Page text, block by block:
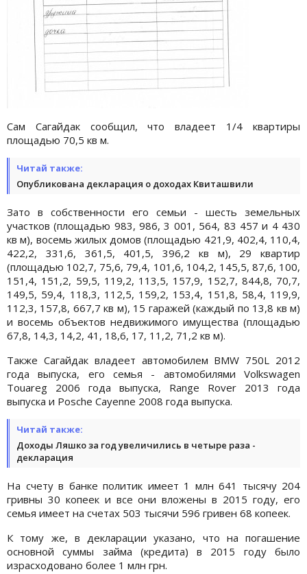
Сам Сагайдак сообщил, что владеет 1/4 квартиры
площадью 70,5 кв м.
Читай также:
Опубликована декларация о доходах Квиташвили
Зато в собственности его семьи - шесть земельных
участков (площадью 983, 986, 3 001, 564, 83 457 и 4 430
кв м), восемь жилых домов (площадью 421,9, 402,4, 110,4,
422,2, 331,6, 361,5, 401,5, 396,2 кв м), 29 квартир
(площадью 102,7, 75,6, 79,4, 101,6, 104,2, 145,5, 87,6, 100,
151,4, 151,2, 59,5, 119,2, 113,5, 157,9, 152,7, 844,8, 70,7,
149,5, 59,4, 118,3, 112,5, 159,2, 153,4, 151,8, 58,4, 119,9,
112,3, 157,8, 667,7 кв м), 15 гаражей (каждый по 13,8 кв м)
и восемь объектов недвижимого имущества (площадью
67,8, 14,3, 14,2, 41, 18,6, 17, 11,2, 71,2 кв м).
Также Сагайдак владеет автомобилем BMW 750L 2012
года выпуска, его семья - автомобилями Volkswagen
Touareg 2006 года выпуска, Range Rover 2013 года
выпуска и Posche Cayenne 2008 года выпуска.
Читай также:
Доходы Ляшко за год увеличились в четыре раза -
декларация
На счету в банке политик имеет 1 млн 641 тысячу 204
гривны 30 копеек и все они вложены в 2015 году, его
семья имеет на счетах 503 тысячи 596 гривен 68 копеек.
К тому же, в декларации указано, что на погашение
основной суммы займа (кредита) в 2015 году было
израсходовано более 1 млн грн.